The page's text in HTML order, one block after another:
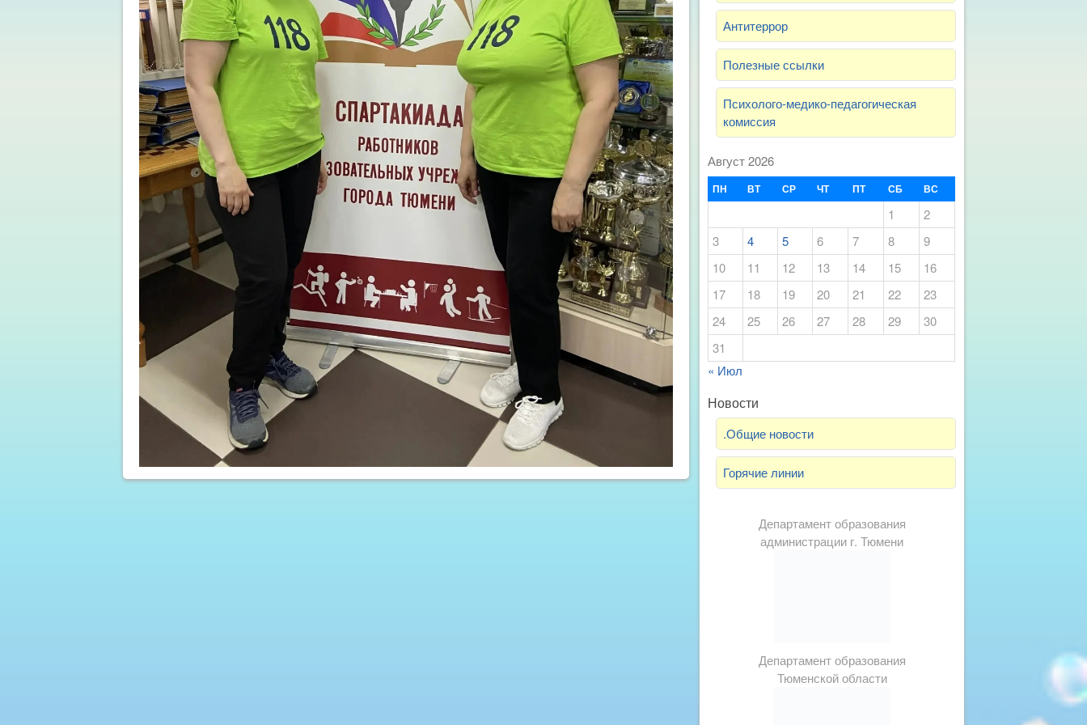
Антитеррор
Полезные ссылки
Психолого-медико-педагогическая
комиссия
Август 2026
ПН ВТ СР ЧТ ПТ СБ ВС
1
2
3
4 5 6 7 8
9
10
11 12 13 14 15
16
17
18 19 20 21 22
23
24
25 26 27 28 29
30
31
« Июл
Новости
.Общие новости
Горячие линии
Департамент образования
администрации г. Тюмени
Департамент образования
Тюменской области